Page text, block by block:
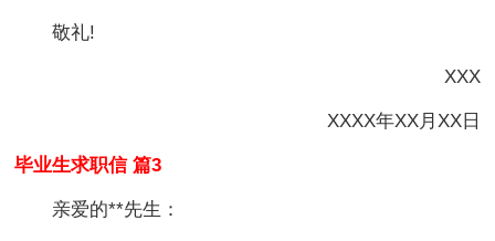
敬礼!
XXX
XXXX年XX月XX日
毕业生求职信 篇3
亲爱的**先生：